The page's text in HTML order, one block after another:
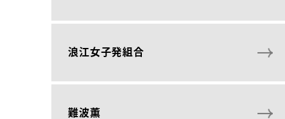
浪江女子発組合
難波薫